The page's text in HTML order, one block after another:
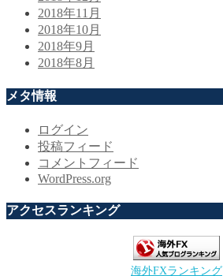
2018年11月
2018年10月
2018年9月
2018年8月
メタ情報
ログイン
投稿フィード
コメントフィード
WordPress.org
アクセスランキング
海外FXランキング